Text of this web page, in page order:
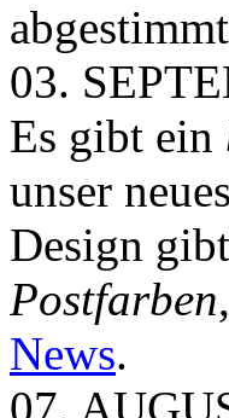
03.
Es gibt ein
unser
Design
Postfarben
News.